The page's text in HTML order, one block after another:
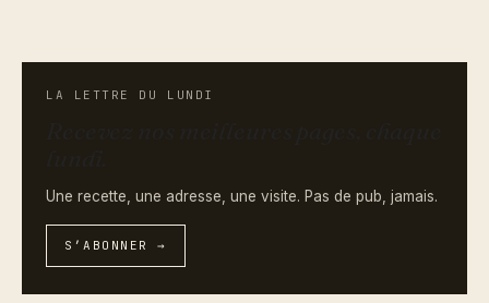
LA LETTRE DU LUNDI
Une recette, une adresse, une visite. Pas de pub, jamais.
S’ABONNER →